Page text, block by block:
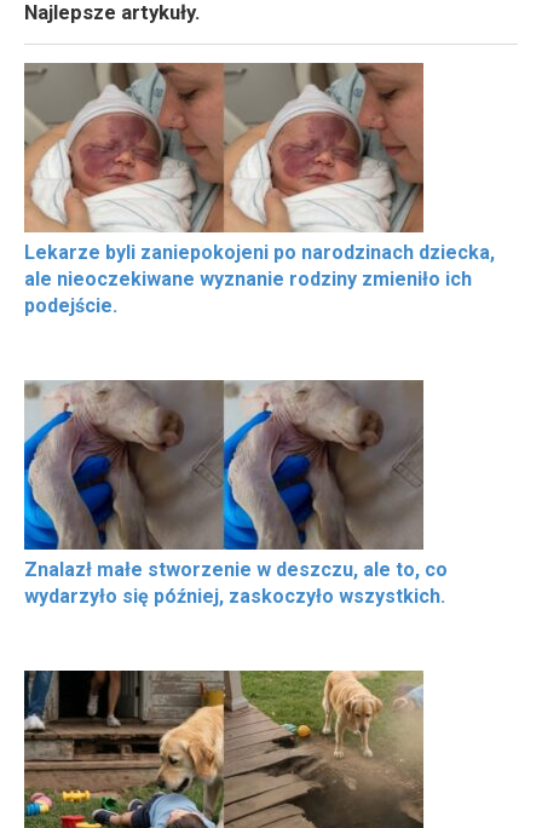
Najlepsze artykuły.
Lekarze byli zaniepokojeni po narodzinach dziecka,
ale nieoczekiwane wyznanie rodziny zmieniło ich
podejście.
Znalazł małe stworzenie w deszczu, ale to, co
wydarzyło się później, zaskoczyło wszystkich.